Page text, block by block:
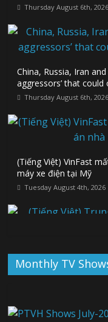
Thursday August 6th, 2026
China, Russia, Iran
aggressors’ that
Thursday August 6th, 2026
(Tiếng Việt) VinFast
máy xe điện tại Mỹ
Tuesday August 4th, 2026
(Tiếng Việt) Trung
vẫn cứu thuyền viên
Tuesday August 4th, 2026
Monthly TV